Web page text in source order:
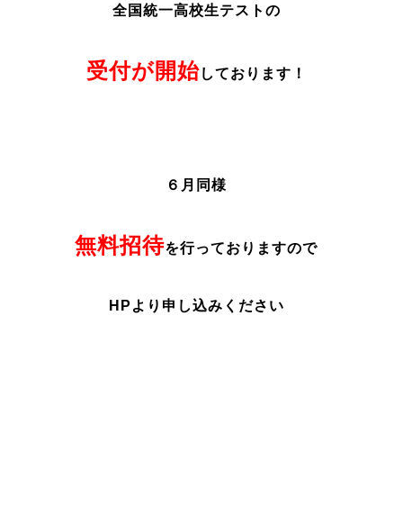
全国統一高校生テストの
受付が開始しております！
６月同様
無料招待を行っておりますので
HPより申し込みください